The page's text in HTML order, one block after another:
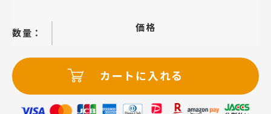
価格
カートに入れる